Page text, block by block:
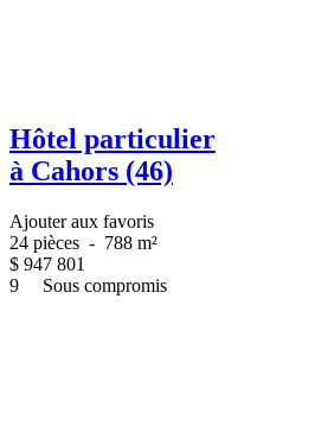
Hôtel particulier
à Cahors (46)
Ajouter aux favoris
24 pièces - 788 m²
$ 947 801
9
Sous compromis